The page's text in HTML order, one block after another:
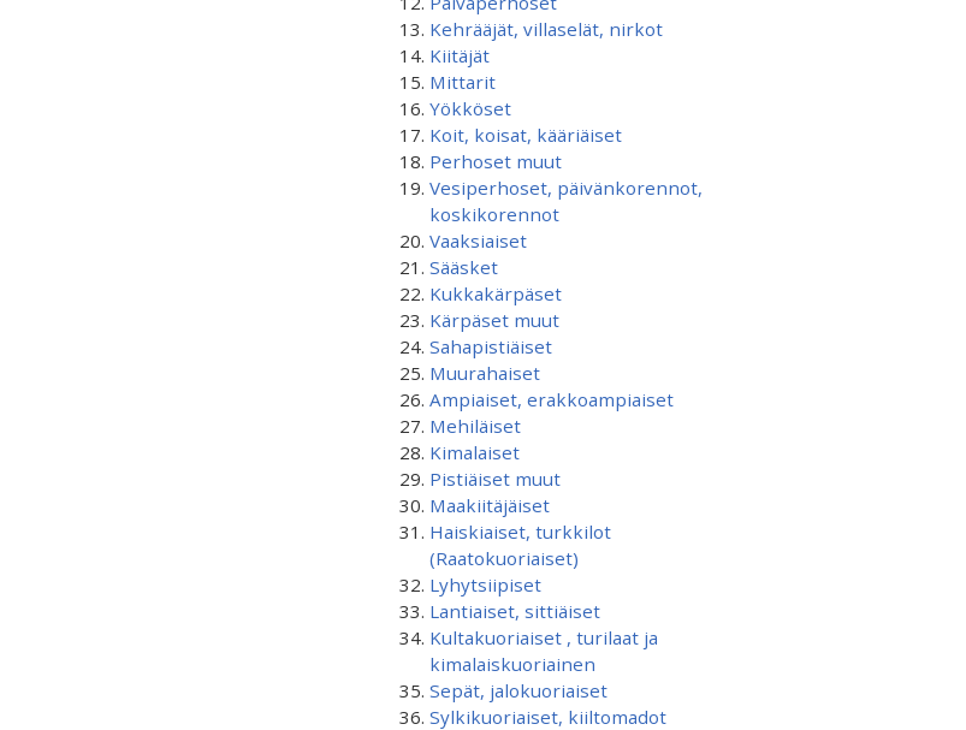
Kehrääjät, villaselät, nirkot
Kiitäjät
Mittarit
Yökköset
Koit, koisat, kääriäiset
Perhoset muut
Vesiperhoset, päivänkorennot,
koskikorennot
Vaaksiaiset
Sääsket
Kukkakärpäset
Kärpäset muut
Sahapistiäiset
Muurahaiset
Ampiaiset, erakkoampiaiset
Mehiläiset
Kimalaiset
Pistiäiset muut
Maakiitäjäiset
Haiskiaiset, turkkilot
(Raatokuoriaiset)
Lyhytsiipiset
Lantiaiset, sittiäiset
Kultakuoriaiset , turilaat ja
kimalaiskuoriainen
Sepät, jalokuoriaiset
Sylkikuoriaiset, kiiltomadot